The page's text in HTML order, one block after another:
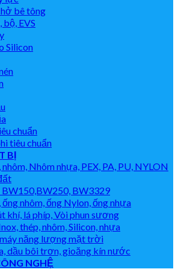
bê tông
EVS
Silicon
chuẩn
tiêu chuẩn
BỊ
Nhôm nhựa, PEX, PA, PU, NYLON
BW150,BW250, BW3329
ống nhôm, ống Nylon, ống nhựa
khí, lá phíp, Vòi phun sương
thép, nhôm, Silicon, nhựa
năng lượng mặt trời
dầu bôi trơn, gioăng kín nước
NGHỆ